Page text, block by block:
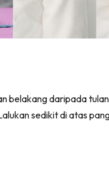
belakang daripada
sedikit di atas